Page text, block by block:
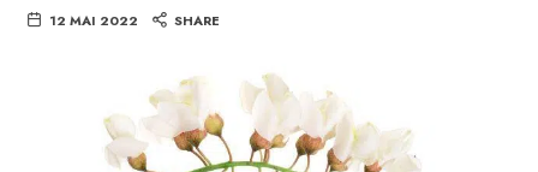
12 MAI 2022 SHARE